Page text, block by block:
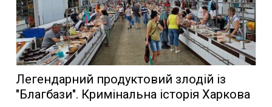
Легендарний продуктовий злодій із
"Благбази". Кримінальна історія Харкова